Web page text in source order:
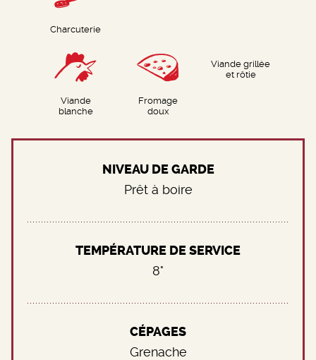
Charcuterie
Viande
blanche
Fromage
doux
Viande grillée
et rôtie
NIVEAU DE GARDE
Prêt à boire
TEMPÉRATURE DE SERVICE
8°
CÉPAGES
Grenache